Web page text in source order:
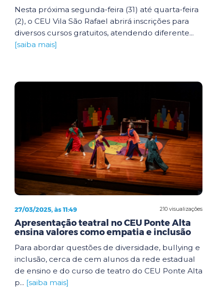
Nesta próxima segunda-feira (31) até quarta-feira
(2), o CEU Vila São Rafael abrirá inscrições para
diversos cursos gratuitos, atendendo diferente...
[saiba mais]
210 visualizações
27/03/2025, às 11:49
Apresentação teatral no CEU Ponte Alta
ensina valores como empatia e inclusão
Para abordar questões de diversidade, bullying e
inclusão, cerca de cem alunos da rede estadual
de ensino e do curso de teatro do CEU Ponte Alta
p... [saiba mais]